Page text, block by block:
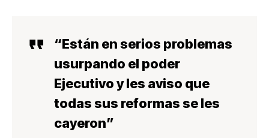
“Están en serios problemas
usurpando el poder
Ejecutivo y les aviso que
todas sus reformas se les
cayeron”